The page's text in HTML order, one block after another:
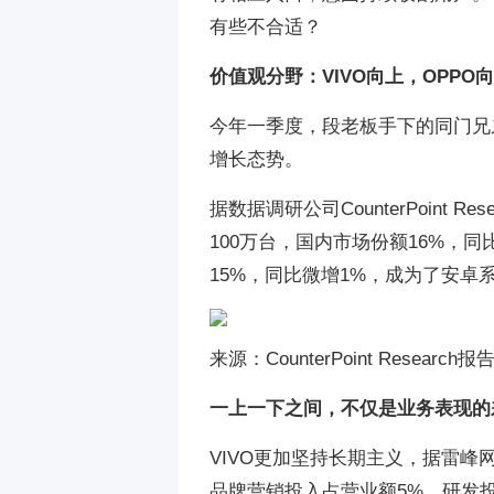
有些不合适？
价值观分野：VIVO向上，OPPO
今年一季度，段老板手下的同门
增长态势。
据数据调研公司CounterPoint
100万台，国内市场份额16%，同
15%，同比微增1%，成为了安卓
来源：CounterPoint Research报
一上一下之间，不仅是业务表现
VIVO更加坚持长期主义，据雷峰